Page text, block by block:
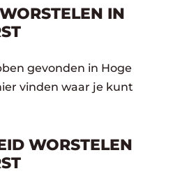
IN
gevonden in Hoge
vinden waar je kunt
WORSTELEN